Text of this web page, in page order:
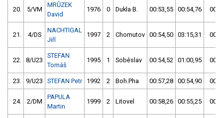
20. 5/VM
MRŮZEK
David
1976 0 Dukla B. 00:53,55 00:54,76
21. 4/DS
NACHTIGAL
Jiří
1997 2 Chomutov 00:54,50 03:15,31
22. 8/U23
STEFAN
Tomáš
1995 1 Soběslav 00:54,52 01:00,95
23. 9/U23 STEFAN Petr 1992 2 Boh.Pha 00:57,28 00:54,90
24. 2/DM
PAPULA
Martin
1999 2 Litovel 00:58,26 00:55,25